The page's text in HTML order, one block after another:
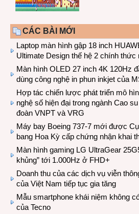
CÁC BÀI MỚI
Laptop màn hình gập 18 inch
Ultimate Design thế hệ 2 chính thức
Màn hình OLED 27 inch 4K 120Hz
dùng công nghệ in phun inkjet của
Hợp tác chiến lược phát triển mô
nghệ số hiện đại trong ngành Cao
đoàn VNPT và VRG
Máy bay Boeing 737-7 mới được
bang Hoa Kỳ cấp chứng nhận khai
Màn hình gaming LG UltraGear
khủng” tới 1.000Hz ở FHD+
Doanh thu của các dịch vụ viễn
của Việt Nam tiếp tục gia tăng
Mẫu smartphone khái niệm không
của Tecno